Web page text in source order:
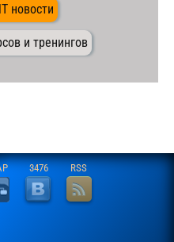
новости
и тренингов
3476 RSS